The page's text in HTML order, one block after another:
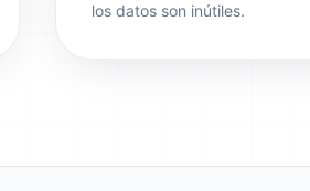
los datos son inútiles.